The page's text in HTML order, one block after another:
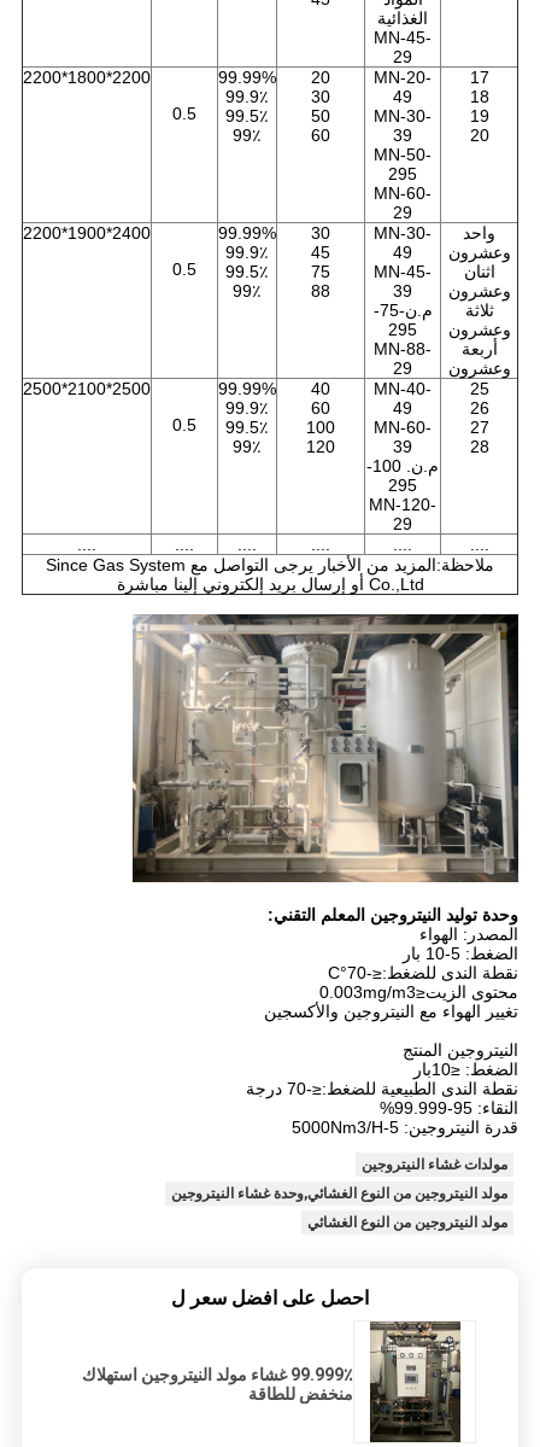
الغذائية
MN-45-
29
17
18
19
20
MN-20-
49
MN-30-
39
MN-50-
295
MN-60-
29
20
30
50
60
99.99%
99.9٪
99.5٪
99٪
0.5
2200*1800*2200
واحد
وعشرون
اثنان
وعشرون
ثلاثة
وعشرون
أربعة
وعشرون
MN-30-
49
MN-45-
39
م.ن-75-
295
MN-88-
29
30
45
75
88
99.99%
99.9٪
99.5٪
99٪
0.5
2400*1900*2200
25
26
27
28
MN-40-
49
MN-60-
39
م.ن. 100-
295
MN-120-
29
40
60
100
120
99.99%
99.9٪
99.5٪
99٪
0.5
2500*2100*2500
....
....
....
....
....
....
ملاحظة:المزيد من الأخبار يرجى التواصل مع Since Gas System
Co.,Ltd أو إرسال بريد إلكتروني إلينا مباشرة
وحدة توليد النيتروجين المعلم التقني:
المصدر: الهواء
الضغط: 5-10 بار
نقطة الندى للضغط:≤-70°C
محتوى الزيت≤0.003mg/m3
تغيير الهواء مع النيتروجين والأكسجين
النيتروجين المنتج
الضغط: ≤10بار
نقطة الندى الطبيعية للضغط:≤-70 درجة
النقاء: 95-99.999%
قدرة النيتروجين: 5-5000Nm3/H
مولدات غشاء النيتروجين
مولد النيتروجين من النوع الغشائي,وحدة غشاء النيتروجين
مولد النيتروجين من النوع الغشائي
احصل على افضل سعر ل
99.999٪ غشاء مولد النيتروجين استهلاك
منخفض للطاقة